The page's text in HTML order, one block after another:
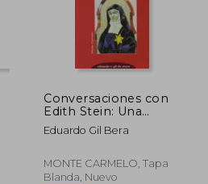
Conversaciones con
Edith Stein: Una
mujer arrancada del
pueblo
Eduardo Gil Bera
MONTE CARMELO, Tapa
Blanda, Nuevo